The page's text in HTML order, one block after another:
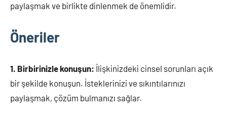
paylaşmak ve birlikte dinlenmek de önemlidir.
Öneriler
1. Birbirinizle konuşun: İlişkinizdeki cinsel sorunları açık
bir şekilde konuşun. İsteklerinizi ve sıkıntılarınızı
paylaşmak, çözüm bulmanızı sağlar.